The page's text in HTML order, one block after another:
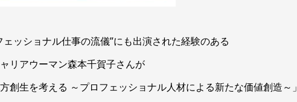
ェッショナル仕事の流儀”にも出演された経験のある
リアウーマン森本千賀子さんが
創生を考える ～プロフェッショナル人材による新たな価値創造～」